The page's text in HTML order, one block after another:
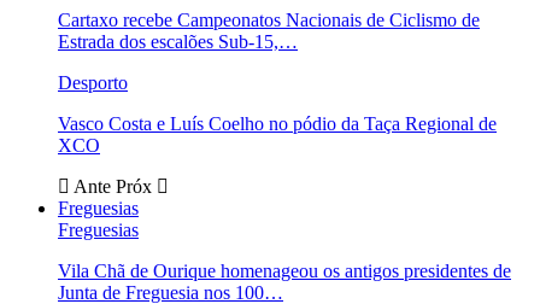
Cartaxo recebe Campeonatos Nacionais de Ciclismo de
Estrada dos escalões Sub-15,…
Desporto
Vasco Costa e Luís Coelho no pódio da Taça Regional de
XCO
Ante Próx
Freguesias
Freguesias
Vila Chã de Ourique homenageou os antigos presidentes de
Junta de Freguesia nos 100…